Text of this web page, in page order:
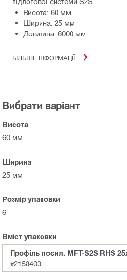
Висота: 60 мм
Ширина: 25 мм
Довжина: 6000 мм
БІЛЬШЕ ІНФОРМАЦІЇ
Вибрати варіант
Висота
60 мм
Ширина
25 мм
Розмір упаковки
6
Вміст упаковки
Профіль посил. MFT-S2S RHS
#2158403